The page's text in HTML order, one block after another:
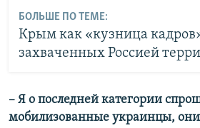
БОЛЬШЕ ПО ТЕМЕ:
Крым как «кузница
захваченных Россией
– Я о последней категории
мобилизованные украинцы,